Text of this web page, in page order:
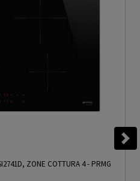
ZONE COTTURA 4- PRMG